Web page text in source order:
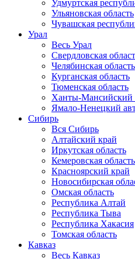
Удмуртская
Ульяновская область
Чувашская
Урал
Весь Урал
Свердловская
Челябинская область
Курганская область
Тюменская область
Ханты-Мансийский
Ямало-Ненецкий
Сибирь
Вся Сибирь
Алтайский край
Иркутская область
Кемеровская область
Красноярский край
Новосибирская
Омская область
Республика Алтай
Республика Тыва
Республика Хакасия
Томская область
Кавказ
Весь Кавказ